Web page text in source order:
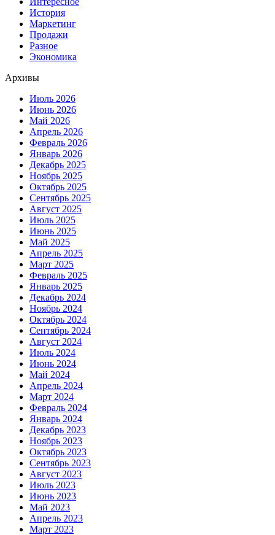
История
Маркетинг
Продажи
Разное
Экономика
Архивы
Июль 2026
Июнь 2026
Май 2026
Апрель 2026
Февраль 2026
Январь 2026
Декабрь 2025
Ноябрь 2025
Октябрь 2025
Сентябрь 2025
Август 2025
Июль 2025
Июнь 2025
Май 2025
Апрель 2025
Март 2025
Февраль 2025
Январь 2025
Декабрь 2024
Ноябрь 2024
Октябрь 2024
Сентябрь 2024
Август 2024
Июль 2024
Июнь 2024
Май 2024
Апрель 2024
Март 2024
Февраль 2024
Январь 2024
Декабрь 2023
Ноябрь 2023
Октябрь 2023
Сентябрь 2023
Август 2023
Июль 2023
Июнь 2023
Май 2023
Апрель 2023
Март 2023